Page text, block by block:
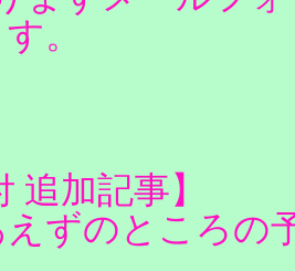
。
追加記事】
えずのところの